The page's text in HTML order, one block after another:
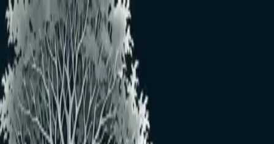
メインコンテンツへスキップ
おすすめユーザー
おすすめユーザーはいません
もっと見る